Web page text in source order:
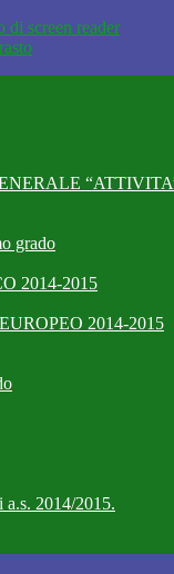
di screen reader
grado
2014-2015
2014-2015
2014/2015.